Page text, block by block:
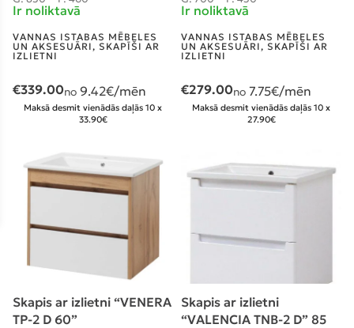
Ir noliktavā
VANNAS ISTABAS MĒBELES
UN AKSESUĀRI, SKAPĪŠI AR
IZLIETNI
€339.00no 9.42€/mēn
Maksā desmit vienādās daļās 10 x
33.90€
Ir noliktavā
VANNAS ISTABAS MĒBELES
UN AKSESUĀRI, SKAPĪŠI AR
IZLIETNI
€279.00no 7.75€/mēn
Maksā desmit vienādās daļās 10 x
27.90€
Skapis ar izlietni “VENERA
TP-2 D 60”
Skapis ar izlietni
“VALENCIA TNB-2 D” 85